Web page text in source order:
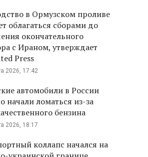
в Ормузском проливе
облагаться сборами до
окончательного
с Ираном, утверждает
Press
2026, 17:42
автомобили в России
начали ломаться из-за
бензина
2026, 18:17
коллапс начался на